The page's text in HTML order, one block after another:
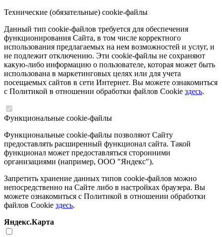
Технические (обязательные) cookie-файлы
Данный тип cookie-файлов требуется для обеспечения
функционирования Сайта, в том числе корректного
использования предлагаемых на нем возможностей и услуг, и
не подлежит отключению. Эти cookie-файлы не сохраняют
какую-либо информацию о пользователе, которая может быть
использована в маркетинговых целях или для учета
посещаемых сайтов в сети Интернет. Вы можете ознакомиться
с Политикой в отношении обработки файлов Cookie здесь.
Функциональные cookie-файлы
Функциональные cookie-файлы позволяют Сайту
предоставлять расширенный функционал сайта. Такой
функционал может предоставляться сторонними
организациями (например, ООО "Яндекс").
Запретить хранение данных типов cookie-файлов можно
непосредственно на Сайте либо в настройках браузера. Вы
можете ознакомиться с Политикой в отношении обработки
файлов Cookie здесь.
Яндекс.Карта